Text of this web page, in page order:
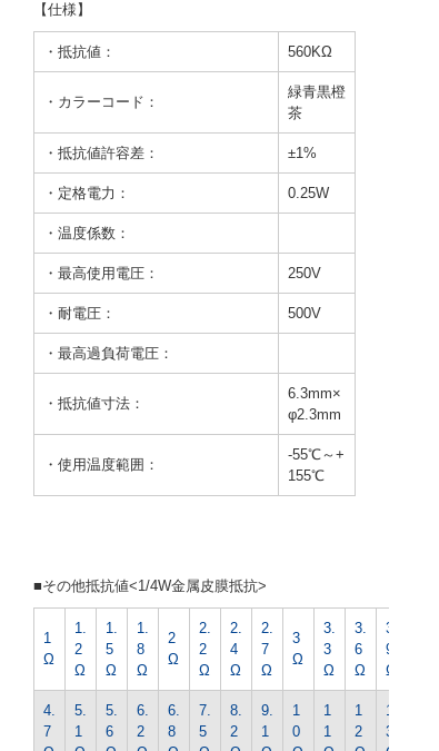
【仕様】
・抵抗値： 560KΩ
・カラーコード：
緑青黒橙
茶
・抵抗値許容差： ±1%
・定格電力： 0.25W
・温度係数：
・最高使用電圧： 250V
・耐電圧： 500V
・最高過負荷電圧：
・抵抗値寸法：
6.3mm×
φ2.3mm
・使用温度範囲：
-55℃～+
155℃
■その他抵抗値<1/4W金属皮膜抵抗>
1
Ω
1.
2
Ω
1.
5
Ω
1.
8
Ω
2
Ω
2.
2
Ω
2.
4
Ω
2.
7
Ω
3
Ω
3.
3
Ω
3.
6
Ω
3.
9
Ω
4.
7
5.
1
5.
6
6.
2
6.
8
7.
5
8.
2
9.
1
1
0
1
1
1
2
1
3